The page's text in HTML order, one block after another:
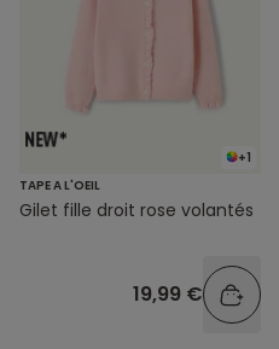
+1
TAPE A L'OEIL
Gilet fille droit rose volantés
19,99 €